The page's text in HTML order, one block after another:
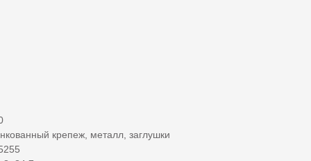
крепеж, металл, заглушки